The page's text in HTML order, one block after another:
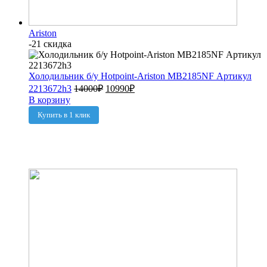
Ariston
-21 скидка
Холодильник б/у Hotpoint-Ariston MB2185NF Артикул
2213672h3 14000₽ 10990₽
В корзину
Купить в 1 клик